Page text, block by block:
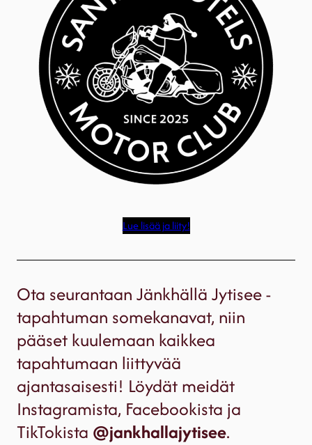
Lue lisää ja liity!
Ota seurantaan Jänkhällä Jytisee -
tapahtuman somekanavat, niin
pääset kuulemaan kaikkea
tapahtumaan liittyvää
ajantasaisesti! Löydät meidät
Instagramista, Facebookista ja
TikTokista @jankhallajytisee.